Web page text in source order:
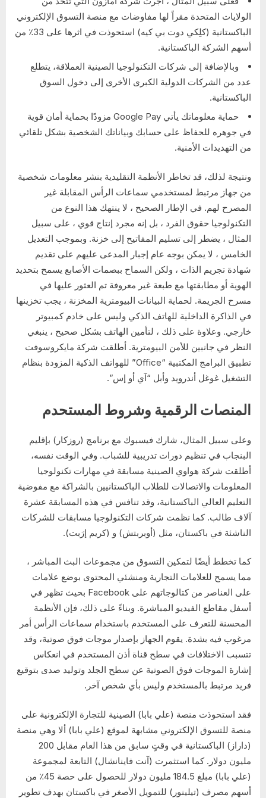
الولايات المتحدة مقراً لها مفاوضات مع منصة التسوق الإلكتروني
الباكستانية (كلِكي دوت بي كيه) استحوذت في اثرها على 33٪ من
أسهم الشركة الباكستانية.
وبالإضافة إلى شركات التكنولوجيا الصينية العملاقة، يتطلع
عدد من الشركات الدولية الكبرى الأخرى إلى دخول السوق
الباكستانية.
حماية معلوماتك يأتي Google Pay مزودًا بحماية أمان قوية
في جوهره للحفاظ على حسابك وبياناتك الشخصية بشكل تلقائي
من التهديدات الأمنية.
ونتيجة لذلك، قد تخاطر الأنظمة التقليدية بنشر معلومات شخصية
من جهاز مرتبط لمستخدمي سماعات الرأس المقابلة غير
المصرح لهم. في الإطار الصحيح ، لا ينتهك هذا النوع من
التكنولوجيا حقوق الفرد ، بل إنه مجرد إنتاج قوي ، على سبيل
المثال ، يضطر إلى تسليم المفاتيح إلى خزنة. وبموجب التعديل
الخامس ، لا يمكن بوجه عام إجبار المدعى عليهم على تقديم
شهادة تجريم الذات ، ولكن السماح ببصمات الأصابع يسمح بتحديد
الهوية أو مطابقتها مع طبعة غير معروفة تم العثور عليها في
مسرح الجريمة. لحماية البيانات البيومترية المخزنة ، يجب تخزينها
في الذاكرة الداخلية للهاتف الذكي وليس على خادم كمبيوتر
خارجي. وعلاوة على ذلك ، لتأمين الهاتف بشكل صحيح ، ينبغي
النظر في جانبين للأمن البيومترية. أطلقت شركة مايكروسوفت
تطبيق البرامج المكتبية “Office” للهواتف الذكية المزودة بنظام
التشغيل غوغل أندرويد وأبل “آي أو إس”.
المنصات الرقمية وشروط المستحدم
وعلى سبيل المثال، شارك فيسبوك مع برنامج (روزكار) بإقليم
البنجاب في تنظيم دورات تدريبية للشباب. وفي الوقت نفسه،
أطلقت شركة هواوي الصينية مسابقة في مهارات تكنولوجيا
المعلومات والاتصالات للطلاب الباكستانيين بالشراكة مع مفوضية
التعليم العالي الباكستانية، وقد تنافس في هذه المسابقة عشرة
آلاف طالب. كما نظمت شركات التكنولوجيا مسابقات للشركات
الناشئة في باكستان، مثل (أوبربتش) و (كريم إرَبت).
كما تخطط أيضًا لتمكين التسوق من مجموعات البث المباشر ،
مما يسمح للعلامات التجارية ومنشئي المحتوى بوضع علامات
على العناصر من كتالوجاتهم على Facebook بحيث تظهر في
أسفل مقاطع الفيديو المباشرة. وبناءً على ذلك، فإن الأنظمة
المحسنة للتعرف على المستخدم باستخدام سماعات الرأس أمر
مرغوب فيه بشدة. يقوم الجهاز بإصدار موجات فوق صوتية، وقد
تتسبب الاختلافات في سطح قناة أذن المستخدم في انعكاس
إشارة الموجات فوق الصوتية عن سطح الجلد وتوليد صدى بتوقيع
فريد مرتبط بالمستخدم وليس بأي شخص آخر.
فقد استحوذت منصة (علي بابا) الصينية للتجارة الإلكترونية على
منصة للتسوق الإلكتروني مشابهة لموقع (علي بابا) ألا وهي منصة
(داراز) الباكستانية في وقتٍ سابق من هذا العام مقابل 200
مليون دولار. كما استثمرت (آنت فاينانشال) التابعة لمجموعة
(علي بابا) مبلغ 184.5 مليون دولار للحصول على حصة 45٪ من
أسهم مصرف (تيلينور) للتمويل الأصغر في باكستان بهدف تطوير